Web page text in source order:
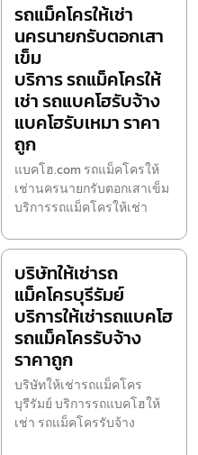
รถแม็คโครให้เช่า
นครนายกรับตอกเสา
เข็ม
บริการ รถแม็คโครให้
เช่า รถแบคโฮรับจ้าง
แบคโฮรับเหมา ราคา
ถูก
แบคโฮ.com รถแม็คโครให้
เช่านครนายกรับตอกเสาเข็ม
บริการรถแม็คโครให้เช่า
บริษัทให้เช่ารถ
แม็คโครบุรีรัมย์
บริการให้เช่ารถแบคโฮ
รถแม็คโครรับจ้าง
ราคาถูก
บริษัทให้เช่ารถแม็คโคร
บุรีรัมย์ บริการรถแบคโฮให้
เช่า รถแม็คโครรับจ้าง